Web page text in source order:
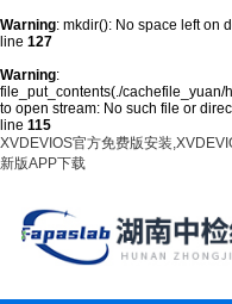
Warning: mkdir(): No space left on
line 127
Warning:
file_put_contents(./cachefile_yuan/
to open stream: No such file or
line 115
XVDEVIOS官方免费版安装
新版APP下载